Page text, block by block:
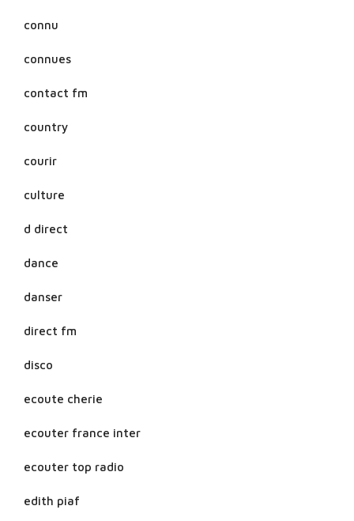
connu
connues
contact fm
country
courir
culture
d direct
dance
danser
direct fm
disco
ecoute cherie
ecouter france inter
ecouter top radio
edith piaf